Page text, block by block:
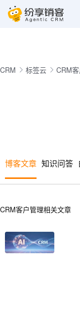
CRM 标签云 CRM
博客文章 知识问答
CRM客户管理相关文章